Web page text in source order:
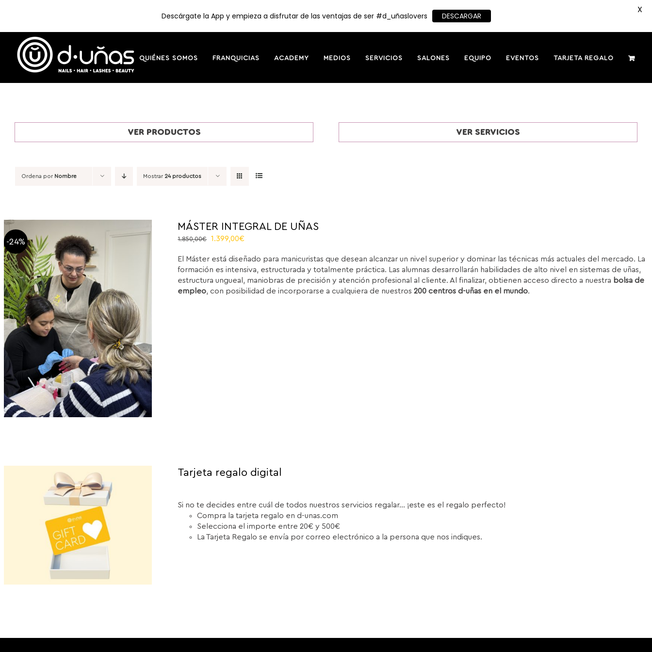
contenido
QUIÉNES SOMOS FRANQUICIAS ACADEMY MEDIOS SERVICIOS SALONES EQUIPO EVENTOS TARJETA REGALO
VER PRODUCTOS VER SERVICIOS
Ordena por Nombre Mostrar 24 productos
-24%
MÁSTER INTEGRAL DE UÑAS
1.850,00€
El
original
era:
1.850,00€.
1.399,00€
actual
es:
1.399,00€.
El Máster está diseñado para manicuristas que desean alcanzar un nivel superior y dominar las técnicas más actuales del mercado. La
formación es intensiva, estructurada y totalmente práctica. Las alumnas desarrollarán habilidades de alto nivel en sistemas de uñas,
estructura ungueal, maniobras de precisión y atención profesional al cliente. Al finalizar, obtienen acceso directo a nuestra bolsa de
empleo, con posibilidad de incorporarse a cualquiera de nuestros200 centros d-uñas en el mundo.
Tarjeta regalo digital
Si no te decides entre cuál de todos nuestros servicios regalar... ¡este es el regalo perfecto!
Compra la tarjeta regalo en d-unas.com
Selecciona el importe entre 20€ y 500€
La Tarjeta Regalo se envía por correo electrónico a la persona que nos indiques.
Descárgate la App y empieza a disfrutar de las ventajas de ser #d_uñaslovers DESCARGAR
X